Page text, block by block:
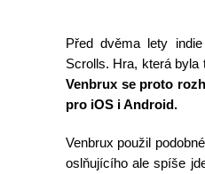
Před dvěma lety
Scrolls. Hra, která byla
Venbrux se proto
pro iOS i Android.
Venbrux použil
oslňujícího ale spíše